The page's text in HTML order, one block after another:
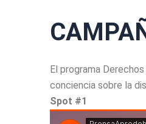
El programa
conciencia sobre la
Spot #1